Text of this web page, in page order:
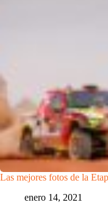
Las mejores fotos de la
enero 14, 2021